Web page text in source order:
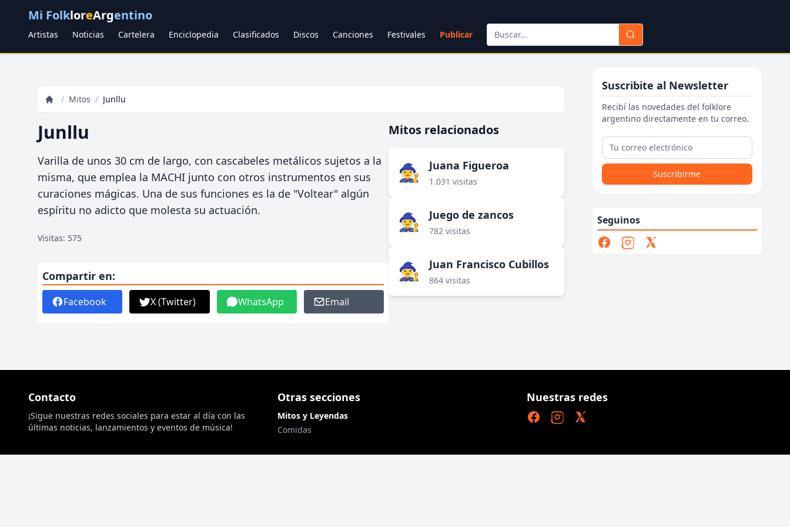
Mi FolkloreArgentino
Artistas Noticias Cartelera Enciclopedia Clasificados Discos Canciones Festivales Publicar
/ Mitos / Junllu
Junllu
Varilla de unos 30 cm de largo, con cascabeles metálicos sujetos a la
misma, que emplea la MACHI junto con otros instrumentos en sus
curaciones mágicas. Una de sus funciones es la de "Voltear" algún
espíritu no adicto que molesta su actuación.
Visitas: 575
Compartir en:
Facebook X (Twitter) WhatsApp Email
Mitos relacionados
🧙‍♀️ Juana Figueroa
1.031 visitas
🧙‍♀️ Juego de zancos
782 visitas
🧙‍♀️ Juan Francisco Cubillos
864 visitas
Suscribite al Newsletter
Recibí las novedades del folklore
argentino directamente en tu correo.
Suscribirme
Seguinos
Contacto
¡Sigue nuestras redes sociales para estar al día con las
últimas noticias, lanzamientos y eventos de música!
Otras secciones
Mitos y Leyendas
Comidas
Nuestras redes